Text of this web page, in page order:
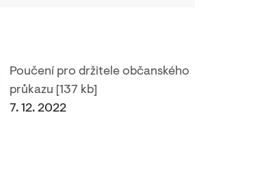
Poučení pro držitele občanského
průkazu [137 kb]
7. 12. 2022